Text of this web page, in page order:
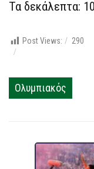
Τα δεκάλεπτα:
Post Views: 290
Ολυμπιακός